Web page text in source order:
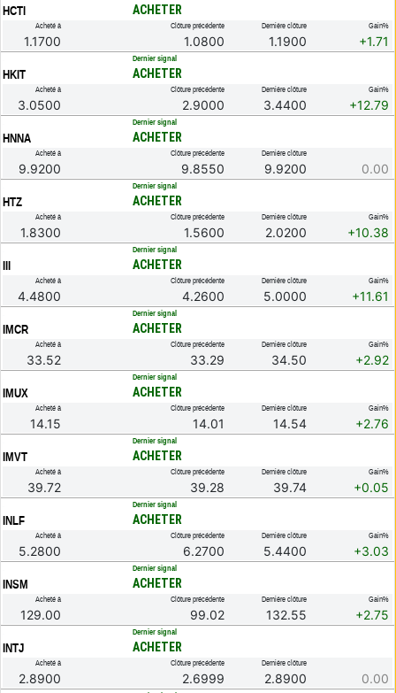
HCTI ACHETER
Acheté à
1.1700
Clôture précédente
1.0800
Dernière clôture
1.1900
Gain%
+1.71
HKIT
Dernier signal
ACHETER
Acheté à
3.0500
Clôture précédente
2.9000
Dernière clôture
3.4400
Gain%
+12.79
HNNA
Dernier signal
ACHETER
Acheté à
9.9200
Clôture précédente
9.8550
Dernière clôture
9.9200 0.00
HTZ
Dernier signal
ACHETER
Acheté à
1.8300
Clôture précédente
1.5600
Dernière clôture
2.0200
Gain%
+10.38
III
Dernier signal
ACHETER
Acheté à
4.4800
Clôture précédente
4.2600
Dernière clôture
5.0000
Gain%
+11.61
IMCR
Dernier signal
ACHETER
Acheté à
33.52
Clôture précédente
33.29
Dernière clôture
34.50
Gain%
+2.92
IMUX
Dernier signal
ACHETER
Acheté à
14.15
Clôture précédente
14.01
Dernière clôture
14.54
Gain%
+2.76
IMVT
Dernier signal
ACHETER
Acheté à
39.72
Clôture précédente
39.28
Dernière clôture
39.74
Gain%
+0.05
INLF
Dernier signal
ACHETER
Acheté à
5.2800
Clôture précédente
6.2700
Dernière clôture
5.4400
Gain%
+3.03
INSM
Dernier signal
ACHETER
Acheté à
129.00
Clôture précédente
99.02
Dernière clôture
132.55
Gain%
+2.75
INTJ
Dernier signal
ACHETER
Acheté à
2.8900
Clôture précédente
2.6999
Dernière clôture
2.8900 0.00